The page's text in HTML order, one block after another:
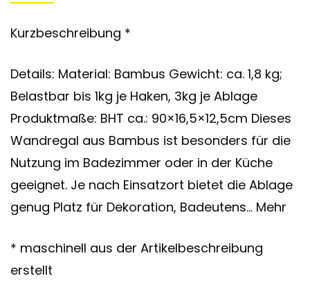
Kurzbeschreibung *
Details: Material: Bambus Gewicht: ca. 1,8 kg;
Belastbar bis 1kg je Haken, 3kg je Ablage
Produktmaße: BHT ca.: 90×16,5×12,5cm Dieses
Wandregal aus Bambus ist besonders für die
Nutzung im Badezimmer oder in der Küche
geeignet. Je nach Einsatzort bietet die Ablage
genug Platz für Dekoration, Badeutens… Mehr
* maschinell aus der Artikelbeschreibung
erstellt